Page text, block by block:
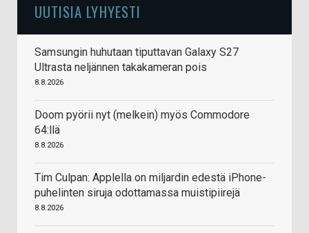
UUTISIA LYHYESTI
Samsungin huhutaan tiputtavan Galaxy S27
Ultrasta neljännen takakameran pois
8.8.2026
Doom pyörii nyt (melkein) myös Commodore
64:llä
8.8.2026
Tim Culpan: Applella on miljardin edestä iPhone-
puhelinten siruja odottamassa muistipiirejä
8.8.2026